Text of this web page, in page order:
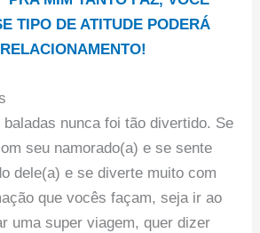
TIPO DE ATITUDE PODERÁ
nunca foi tão divertido. Se
seu namorado(a) e se sente
dele(a) e se diverte muito com
que vocês façam, seja ir ao
uma super viagem, quer dizer